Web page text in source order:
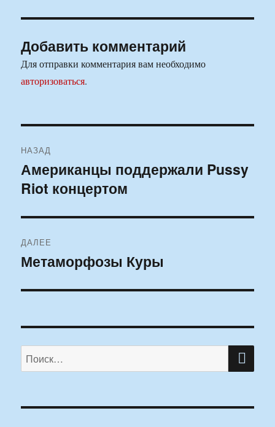
Добавить комментарий
Для отправки комментария вам необходимо
авторизоваться.
по
записям
НАЗАД
Предыдущая
запись:
Американцы поддержали Pussy
Riot концертом
ДАЛЕЕ
Следующая
Метаморфозы Куры
Искать: